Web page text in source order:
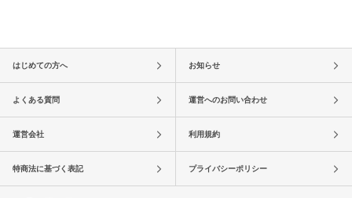
はじめての方へ お知らせ
よくある質問 運営へのお問い合わせ
運営会社 利用規約
特商法に基づく表記 プライバシーポリシー